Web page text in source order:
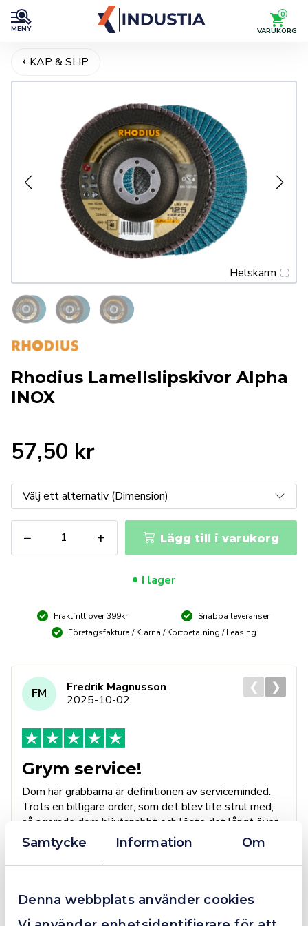
Samtycke Information Om
Denna webbplats använder cookies
MENY
0
VARUKORG
KAP & SLIP
Helskärm
Rhodius Lamellslipskivor Alpha
INOX
57,50 kr
−
Lamellslipskivor
Alpha
+ Lägg till i varukorg
I lager
Fraktfritt över 399kr
Snabba leveranser
Företagsfaktura / Klarna / Kortbetalning / Leasing
4.4 10 Reviews
FM
Fredrik Magnusson
2025-10-02
Grym service!
Dom här grabbarna är definitionen av serviceminded.
Trots en billigare order, som det blev lite strul med,
så agerade dom blixtsnabbt och löste det långt över
förväntan. Hade kontakt med Alexander, som förtjänar
en extra guldstjärna.
❮ ❯